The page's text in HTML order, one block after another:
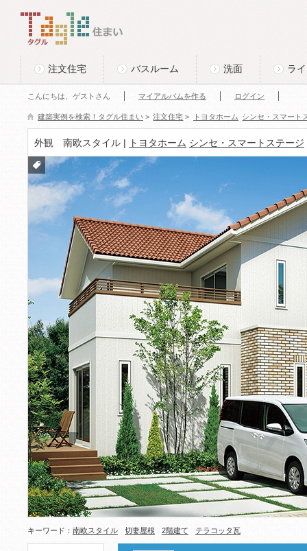
Tagle タグル 住まい
注文住宅 バスルーム 洗面 ラ
こんにちは、ゲストさん マイアルバムを作る ログイン
建築実例を検索！タグル住まい > 注文住宅 > トヨタホーム シンセ・スマート
外観 南欧スタイル | トヨタホーム シンセ・スマートステージ
付箋
をつ
キーワード： 南欧スタイル 切妻屋根 2階建て テラコッタ瓦